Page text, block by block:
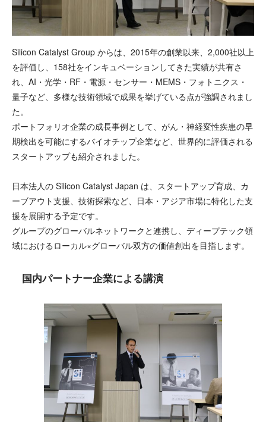
Silicon Catalyst Group からは、2015年の創業以来、2,000社以上
を評価し、158社をインキュベーションしてきた実績が共有さ
れ、AI・光学・RF・電源・センサー・MEMS・フォトニクス・
量子など、多様な技術領域で成果を挙げている点が強調されまし
た。
ポートフォリオ企業の成長事例として、がん・神経変性疾患の早
期検出を可能にするバイオチップ企業など、世界的に評価される
スタートアップも紹介されました。
日本法人の Silicon Catalyst Japan は、スタートアップ育成、カ
ーブアウト支援、技術探索など、日本・アジア市場に特化した支
援を展開する予定です。
グループのグローバルネットワークと連携し、ディープテック領
域におけるローカル×グローバル双方の価値創出を目指します。
国内パートナー企業による講演